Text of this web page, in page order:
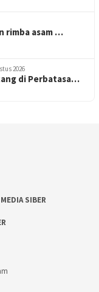
rimba asam …
2026
di Perbatasa…
SIBER